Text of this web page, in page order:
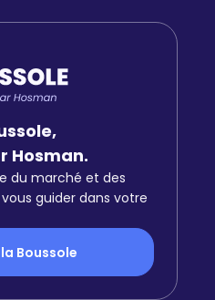
Hosman.
du marché et des
guider dans votre
Boussole